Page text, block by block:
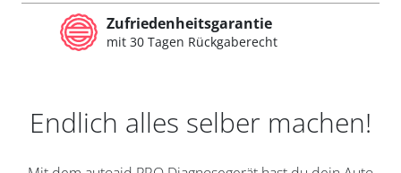
Zufriedenheitsgarantie
mit 30 Tagen Rückgaberecht
Endlich alles selber machen!